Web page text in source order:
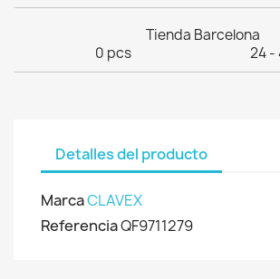
Tienda Barcelona
0 pcs
24 -
Detalles del producto
MarcaCLAVEX
ReferenciaQF9711279